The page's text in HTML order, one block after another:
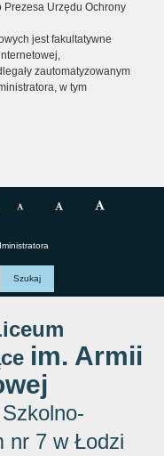
Urzędu Ochrony
jest fakultatywne
zautomatyzowanym
w tym
im. Armii
nr 7 w Łodzi